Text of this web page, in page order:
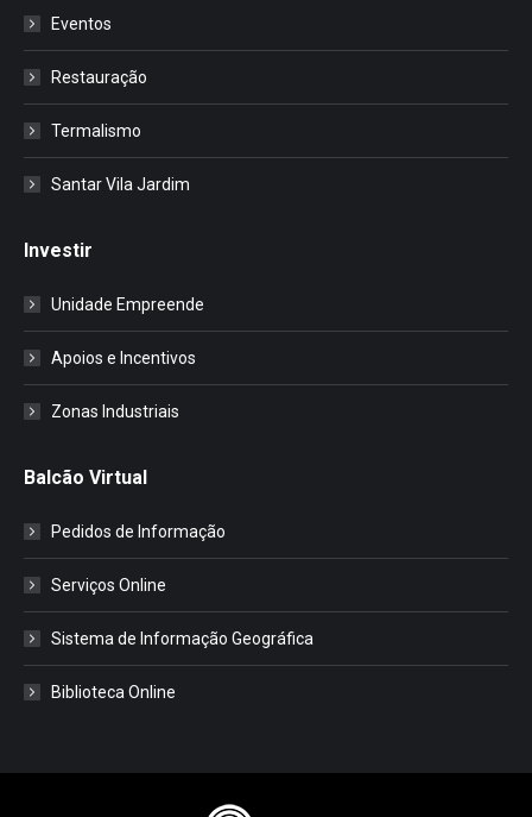
Eventos
Restauração
Termalismo
Santar Vila Jardim
Investir
Unidade Empreende
Apoios e Incentivos
Zonas Industriais
Balcão Virtual
Pedidos de Informação
Serviços Online
Sistema de Informação Geográfica
Biblioteca Online